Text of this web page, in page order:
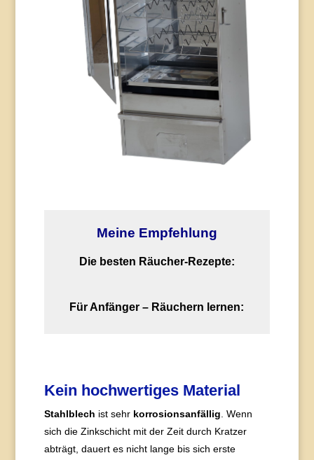
Meine Empfehlung
Die besten Räucher-Rezepte:
Für Anfänger – Räuchern lernen:
Kein hochwertiges Material
Stahlblech ist sehr korrosionsanfällig. Wenn
sich die Zinkschicht mit der Zeit durch Kratzer
abträgt, dauert es nicht lange bis sich erste